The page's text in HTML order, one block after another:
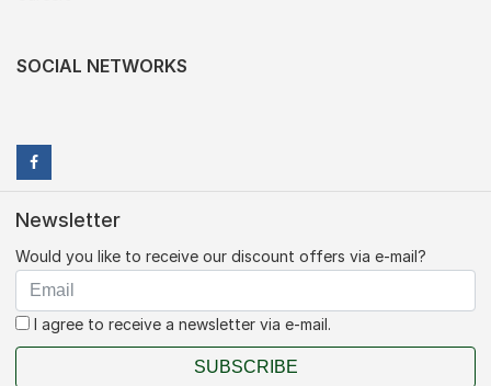
SOCIAL NETWORKS
Newsletter
Would you like to receive our discount offers via e-mail?
I agree to receive a newsletter via e-mail.
SUBSCRIBE